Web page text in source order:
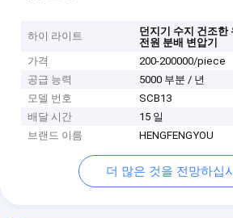
하이 라이트 던지기 수지 건조한
전원 분배 변압기
가격
200-200000/piece
공급 능력
5000 부분 / 년
모델 번호
SCB13
배달 시간
15 일
브랜드 이름
HENGFENGYOU
더 많은 것을 전망하십